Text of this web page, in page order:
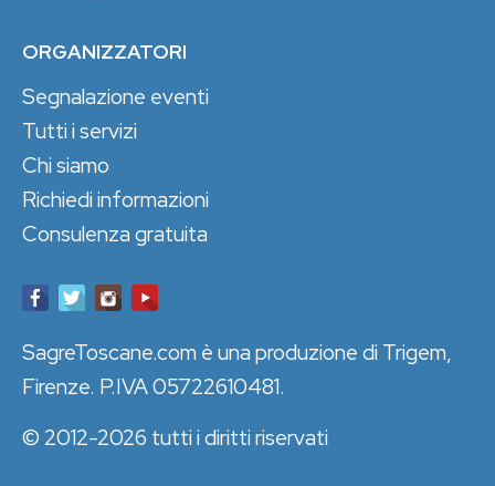
ORGANIZZATORI
Segnalazione eventi
Tutti i servizi
Chi siamo
Richiedi informazioni
Consulenza gratuita
SagreToscane.com è una produzione di Trigem,
Firenze. P.IVA 05722610481.
© 2012-2026 tutti i diritti riservati